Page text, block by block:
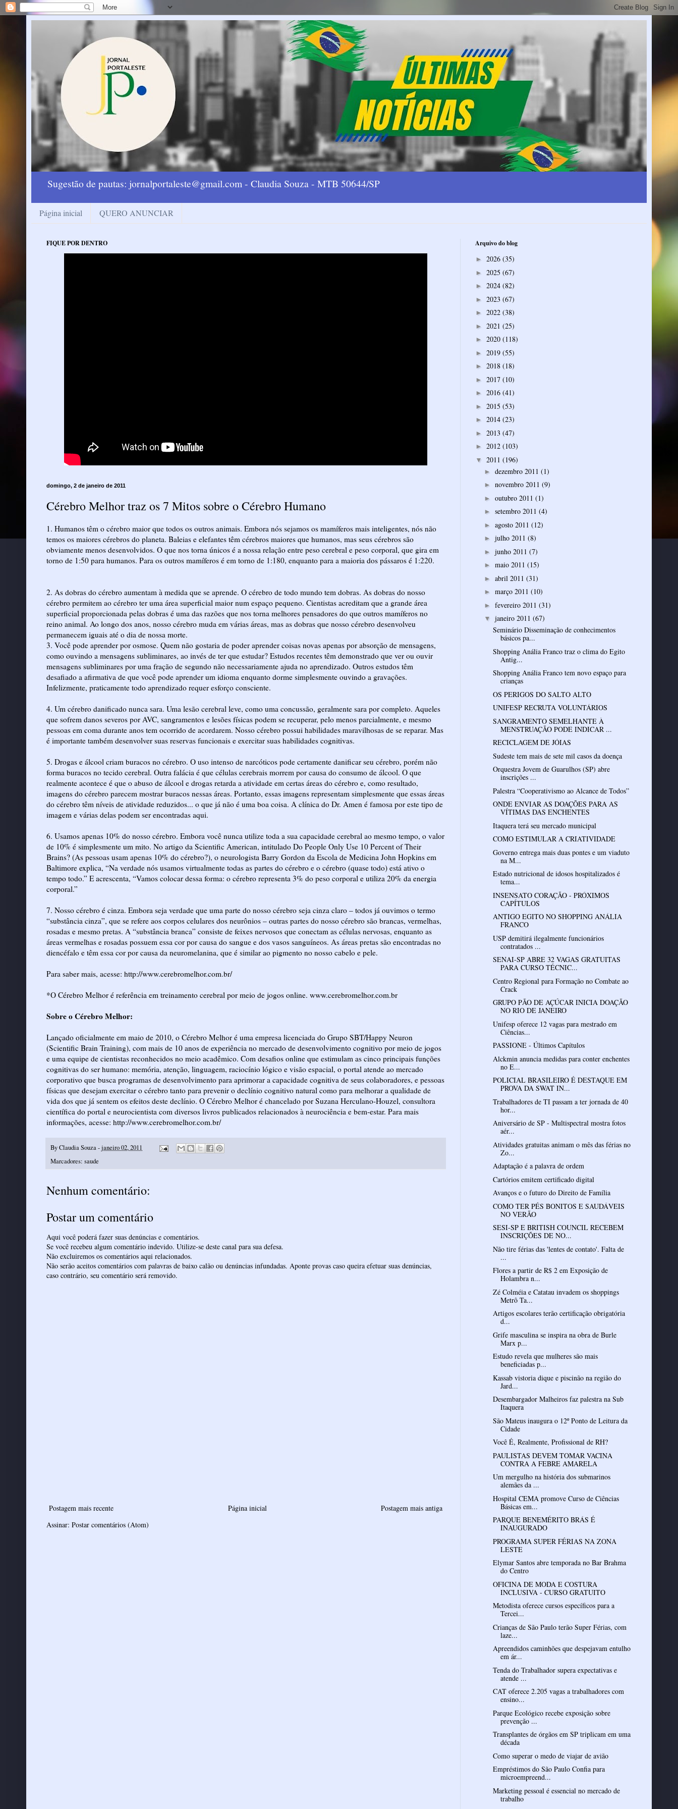
Sugestão de pautas: jornalportaleste@gmail.com - Claudia Souza - MTB 50644/SP
Página inicial QUERO ANUNCIAR
FIQUE POR DENTRO
domingo, 2 de janeiro de 2011
Cérebro Melhor traz os 7 Mitos sobre o Cérebro Humano
1. Humanos têm o cérebro maior que todos os outros animais. Embora nós sejamos os mamíferos mais inteligentes, nós não
temos os maiores cérebros do planeta. Baleias e elefantes têm cérebros maiores que humanos, mas seus cérebros são
obviamente menos desenvolvidos. O que nos torna únicos é a nossa relação entre peso cerebral e peso corporal, que gira em
torno de 1:50 para humanos. Para os outros mamíferos é em torno de 1:180, enquanto para a maioria dos pássaros é 1:220.
2. As dobras do cérebro aumentam à medida que se aprende. O cérebro de todo mundo tem dobras. As dobras do nosso
cérebro permitem ao cérebro ter uma área superficial maior num espaço pequeno. Cientistas acreditam que a grande área
superficial proporcionada pelas dobras é uma das razões que nos torna melhores pensadores do que outros mamíferos no
reino animal. Ao longo dos anos, nosso cérebro muda em várias áreas, mas as dobras que nosso cérebro desenvolveu
permanecem iguais até o dia de nossa morte.
3. Você pode aprender por osmose. Quem não gostaria de poder aprender coisas novas apenas por absorção de mensagens,
como ouvindo a mensagens subliminares, ao invés de ter que estudar? Estudos recentes têm demonstrado que ver ou ouvir
mensagens subliminares por uma fração de segundo não necessariamente ajuda no aprendizado. Outros estudos têm
desafiado a afirmativa de que você pode aprender um idioma enquanto dorme simplesmente ouvindo a gravações.
Infelizmente, praticamente todo aprendizado requer esforço consciente.
4. Um cérebro danificado nunca sara. Uma lesão cerebral leve, como uma concussão, geralmente sara por completo. Aqueles
que sofrem danos severos por AVC, sangramentos e lesões físicas podem se recuperar, pelo menos parcialmente, e mesmo
pessoas em coma durante anos tem ocorrido de acordarem. Nosso cérebro possui habilidades maravilhosas de se reparar. Mas
é importante também desenvolver suas reservas funcionais e exercitar suas habilidades cognitivas.
5. Drogas e álcool criam buracos no cérebro. O uso intenso de narcóticos pode certamente danificar seu cérebro, porém não
forma buracos no tecido cerebral. Outra falácia é que células cerebrais morrem por causa do consumo de álcool. O que
realmente acontece é que o abuso de álcool e drogas retarda a atividade em certas áreas do cérebro e, como resultado,
imagens do cérebro parecem mostrar buracos nessas áreas. Portanto, essas imagens representam simplesmente que essas áreas
do cérebro têm níveis de atividade reduzidos... o que já não é uma boa coisa. A clínica do Dr. Amen é famosa por este tipo de
imagem e várias delas podem ser encontradas aqui.
6. Usamos apenas 10% do nosso cérebro. Embora você nunca utilize toda a sua capacidade cerebral ao mesmo tempo, o valor
de 10% é simplesmente um mito. No artigo da Scientific American, intitulado Do People Only Use 10 Percent of Their
Brains? (As pessoas usam apenas 10% do cérebro?), o neurologista Barry Gordon da Escola de Medicina John Hopkins em
Baltimore explica, “Na verdade nós usamos virtualmente todas as partes do cérebro e o cérebro (quase todo) está ativo o
tempo todo.” E acrescenta, “Vamos colocar dessa forma: o cérebro representa 3% do peso corporal e utiliza 20% da energia
corporal.”
7. Nosso cérebro é cinza. Embora seja verdade que uma parte do nosso cérebro seja cinza claro – todos já ouvimos o termo
“substância cinza”, que se refere aos corpos celulares dos neurônios – outras partes do nosso cérebro são brancas, vermelhas,
rosadas e mesmo pretas. A “substância branca” consiste de feixes nervosos que conectam as células nervosas, enquanto as
áreas vermelhas e rosadas possuem essa cor por causa do sangue e dos vasos sanguíneos. As áreas pretas são encontradas no
diencéfalo e têm essa cor por causa da neuromelanina, que é similar ao pigmento no nosso cabelo e pele.
Para saber mais, acesse: http://www.cerebromelhor.com.br/
*O Cérebro Melhor é referência em treinamento cerebral por meio de jogos online. www.cerebromelhor.com.br
Sobre o Cérebro Melhor:
Lançado oficialmente em maio de 2010, o Cérebro Melhor é uma empresa licenciada do Grupo SBT/Happy Neuron
(Scientific Brain Training), com mais de 10 anos de experiência no mercado de desenvolvimento cognitivo por meio de jogos
e uma equipe de cientistas reconhecidos no meio acadêmico. Com desafios online que estimulam as cinco principais funções
cognitivas do ser humano: memória, atenção, linguagem, raciocínio lógico e visão espacial, o portal atende ao mercado
corporativo que busca programas de desenvolvimento para aprimorar a capacidade cognitiva de seus colaboradores, e pessoas
físicas que desejam exercitar o cérebro tanto para prevenir o declínio cognitivo natural como para melhorar a qualidade de
vida dos que já sentem os efeitos deste declínio. O Cérebro Melhor é chancelado por Suzana Herculano-Houzel, consultora
científica do portal e neurocientista com diversos livros publicados relacionados à neurociência e bem-estar. Para mais
informações, acesse: http://www.cerebromelhor.com.br/
ByClaudia Souza-janeiro 02, 2011
Marcadores: saude
Nenhum comentário:
Postar um comentário
Aqui você poderá fazer suas denúncias e comentários.
Se você recebeu algum comentário indevido. Utilize-se deste canal para sua defesa.
Não excluiremos os comentários aqui relacionados.
Não serão aceitos comentários com palavras de baixo calão ou denúncias infundadas. Aponte provas caso queira efetuar suas denúncias,
caso contrário, seu comentário será removido.
Postagem mais recente Postagem mais antiga
Página inicial
Assinar: Postar comentários (Atom)
Arquivo do blog
► 2026 (35)
► 2025 (67)
► 2024 (82)
► 2023 (67)
► 2022 (38)
► 2021 (25)
► 2020 (118)
► 2019 (55)
► 2018 (18)
► 2017 (10)
► 2016 (41)
► 2015 (53)
► 2014 (23)
► 2013 (47)
► 2012 (103)
▼ 2011 (196)
► dezembro 2011 (1)
► novembro 2011 (9)
► outubro 2011 (1)
► setembro 2011 (4)
► agosto 2011 (12)
► julho 2011 (8)
► junho 2011 (7)
► maio 2011 (15)
► abril 2011 (31)
► março 2011 (10)
► fevereiro 2011 (31)
▼ janeiro 2011 (67)
Seminário Disseminação de conhecimentos
básicos pa...
Shopping Anália Franco traz o clima do Egito
Antig...
Shopping Anália Franco tem novo espaço para
crianças
OS PERIGOS DO SALTO ALTO
UNIFESP RECRUTA VOLUNTÁRIOS
SANGRAMENTO SEMELHANTE À
MENSTRUAÇÃO PODE INDICAR ...
RECICLAGEM DE JÓIAS
Sudeste tem mais de sete mil casos da doença
Orquestra Jovem de Guarulhos (SP) abre
inscrições ...
Palestra “Cooperativismo ao Alcance de Todos”
ONDE ENVIAR AS DOAÇÕES PARA AS
VÍTIMAS DAS ENCHENTES
Itaquera terá seu mercado municipal
COMO ESTIMULAR A CRIATIVIDADE
Governo entrega mais duas pontes e um viaduto
na M...
Estado nutricional de idosos hospitalizados é
tema...
INSENSATO CORAÇÃO - PRÓXIMOS
CAPÍTULOS
ANTIGO EGITO NO SHOPPING ANÁLIA
FRANCO
USP demitirá ilegalmente funcionários
contratados ...
SENAI-SP ABRE 32 VAGAS GRATUITAS
PARA CURSO TÉCNIC...
Centro Regional para Formação no Combate ao
Crack‏
GRUPO PÃO DE AÇÚCAR INICIA DOAÇÃO
NO RIO DE JANEIRO
Unifesp oferece 12 vagas para mestrado em
Ciências...
PASSIONE - Últimos Capítulos
Alckmin anuncia medidas para conter enchentes
no E...
POLICIAL BRASILEIRO É DESTAQUE EM
PROVA DA SWAT IN...
Trabalhadores de TI passam a ter jornada de 40
hor...
Aniversário de SP - Multispectral mostra fotos
aér...
Atividades gratuitas animam o mês das férias no
Zo...
Adaptação é a palavra de ordem
Cartórios emitem certificado digital
Avanços e o futuro do Direito de Família
COMO TER PÉS BONITOS E SAUDÁVEIS
NO VERÃO
SESI-SP E BRITISH COUNCIL RECEBEM
INSCRIÇÕES DE NO...
Não tire férias das 'lentes de contato'. Falta de
...
Flores a partir de R$ 2 em Exposição de
Holambra n...
Zé Colméia e Catatau invadem os shoppings
Metrô Ta...
Artigos escolares terão certificação obrigatória
d...
Grife masculina se inspira na obra de Burle
Marx p...
Estudo revela que mulheres são mais
beneficiadas p...
Kassab vistoria dique e piscinão na região do
Jard...
Desembargador Malheiros faz palestra na Sub
Itaquera
São Mateus inaugura o 12º Ponto de Leitura da
Cidade
Você É, Realmente, Profissional de RH?
PAULISTAS DEVEM TOMAR VACINA
CONTRA A FEBRE AMARELA
Um mergulho na história dos submarinos
alemães da ...
Hospital CEMA promove Curso de Ciências
Básicas em...
PARQUE BENEMÉRITO BRÁS É
INAUGURADO
PROGRAMA SUPER FÉRIAS NA ZONA
LESTE
Elymar Santos abre temporada no Bar Brahma
do Centro
OFICINA DE MODA E COSTURA
INCLUSIVA - CURSO GRATUITO
Metodista oferece cursos específicos para a
Tercei...
Crianças de São Paulo terão Super Férias, com
laze...
Apreendidos caminhões que despejavam entulho
em ár...
Tenda do Trabalhador supera expectativas e
atende ...
CAT oferece 2.205 vagas a trabalhadores com
ensino...
Parque Ecológico recebe exposição sobre
prevenção ...
Transplantes de órgãos em SP triplicam em uma
década
Como superar o medo de viajar de avião
Empréstimos do São Paulo Confia para
microempreend...
Marketing pessoal é essencial no mercado de
trabalho